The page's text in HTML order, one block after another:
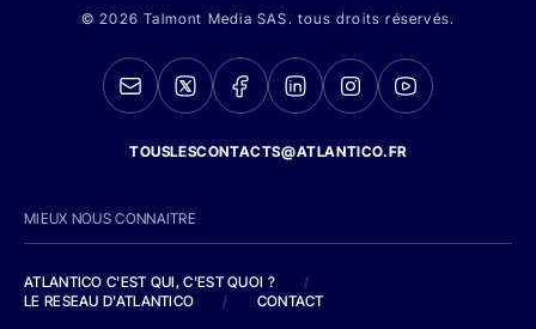
© 2026 Talmont Media SAS. tous droits réservés.
TOUSLESCONTACTS@ATLANTICO.FR
MIEUX NOUS CONNAITRE
ATLANTICO C'EST QUI, C'EST QUOI ?
/
LE RESEAU D'ATLANTICO
/ CONTACT